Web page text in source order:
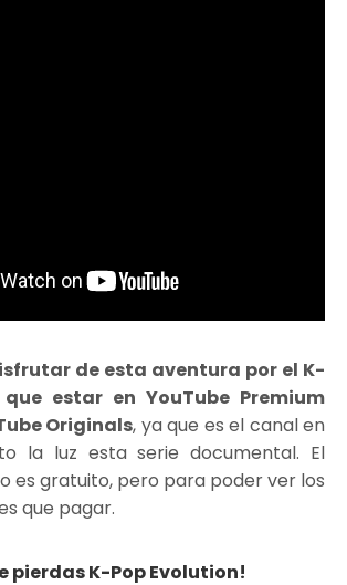
de esta aventura por el K-
estar en YouTube Premium
Originals, ya que es el canal en
la luz esta serie documental. El
es gratuito, pero para poder ver los
que pagar.
pierdas K-Pop Evolution!